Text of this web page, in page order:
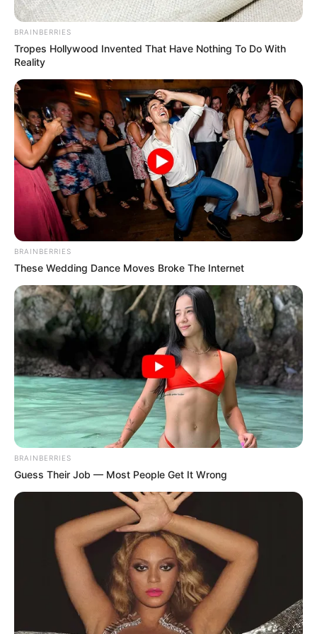
Posted
in
Friss hírek
MOST ÉRKEZETT! BEVITTÉK A
MÉLYÜTÉST..! KÉSZ, VÉGE!
MAGYAR PÉTERNEK
BEFELLEGZETT – DRÁMAI
RÉSZLETEK:
Szerző December 4, 2025
BRAINBERRIES
Tropes Hollywood Invented That Have Nothing To Do With
Reality
BRAINBERRIES
These Wedding Dance Moves Broke The Internet
BRAINBERRIES
Guess Their Job — Most People Get It Wrong